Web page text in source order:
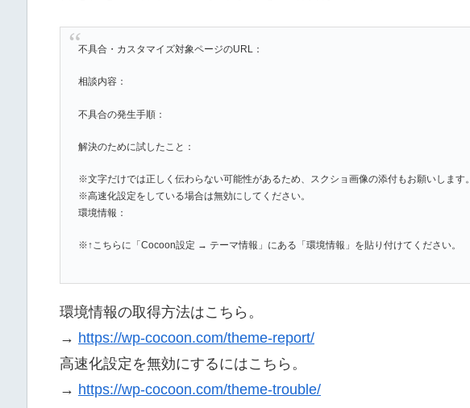
不具合・カスタマイズ対象ページのURL：
相談内容：
不具合の発生手順：
解決のために試したこと：
※文字だけでは正しく伝わらない可能性があるため、スクショ画像の添付もお願いします。
※高速化設定をしている場合は無効にしてください。
環境情報：
※↑こちらに「Cocoon設定 → テーマ情報」にある「環境情報」を貼り付けてください。
環境情報の取得方法はこちら。
→ https://wp-cocoon.com/theme-report/
高速化設定を無効にするにはこちら。
→ https://wp-cocoon.com/theme-trouble/